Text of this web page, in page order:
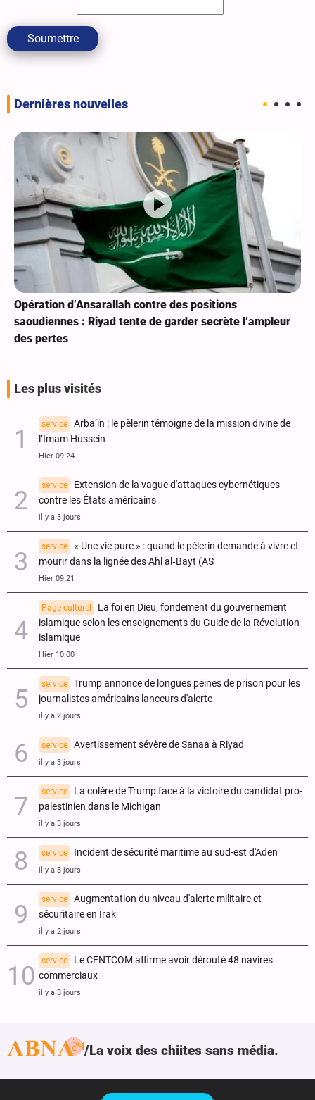
Soumettre
Dernières nouvelles
Opération d’Ansarallah contre des positions
saoudiennes : Riyad tente de garder secrète l’ampleur
des pertes
Les plus visités
service
Arba‘ïn : le pèlerin témoigne de la mission divine de
l’Imam Hussein
Hier 09:24
service
Extension de la vague d'attaques cybernétiques
contre les États américains
il y a 3 jours
service
« Une vie pure » : quand le pèlerin demande à vivre et
mourir dans la lignée des Ahl al‑Bayt (AS
Hier 09:21
Page culturel
La foi en Dieu, fondement du gouvernement
islamique selon les enseignements du Guide de la Révolution
islamique
Hier 10:00
service
Trump annonce de longues peines de prison pour les
journalistes américains lanceurs d'alerte
il y a 2 jours
service Avertissement sévère de Sanaa à Riyad
il y a 3 jours
service
La colère de Trump face à la victoire du candidat pro-
palestinien dans le Michigan
il y a 3 jours
service Incident de sécurité maritime au sud-est d'Aden
il y a 3 jours
service
Augmentation du niveau d'alerte militaire et
sécuritaire en Irak
il y a 2 jours
service
Le CENTCOM affirme avoir dérouté 48 navires
commerciaux
il y a 3 jours
La voix des chiites sans média.